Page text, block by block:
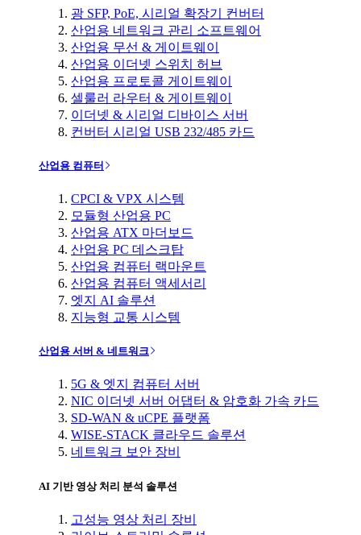
광 SFP, PoE, 시리얼 확장기 컨버터
산업용 네트워크 관리 소프트웨어
산업용 무선 & 게이트웨이
산업용 이더넷 스위치 허브
산업용 프로토콜 게이트웨이
셀룰러 라우터 & 게이트웨이
이더넷 & 시리얼 디바이스 서버
컨버터 시리얼 USB 232/485 카드
산업용 컴퓨터
CPCI & VPX 시스템
모듈형 산업용 PC
산업용 ATX 마더보드
산업용 PC 데스크탑
산업용 컴퓨터 랙마운트
산업용 컴퓨터 액세서리
엣지 AI 솔루션
지능형 교통 시스템
산업용 서버 & 네트워크
5G & 엣지 컴퓨터 서버
NIC 이더넷 서버 어댑터 & 암호화 가속 카드
SD-WAN & uCPE 플랫폼
WISE-STACK 클라우드 솔루션
네트워크 보안 장비
AI 기반 영상 처리 분석 솔루션
고성능 영상 처리 장비